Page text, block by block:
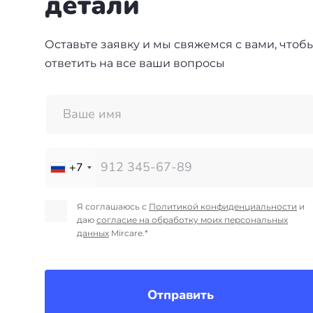
Оставьте заявку и мы свяжемся с вами,
ответить на все ваши вопросы
+7
Я соглашаюсь с Политикой конфиденциальности и
даю согласие на обработку моих персональных
данных Mircare.*
Отправить